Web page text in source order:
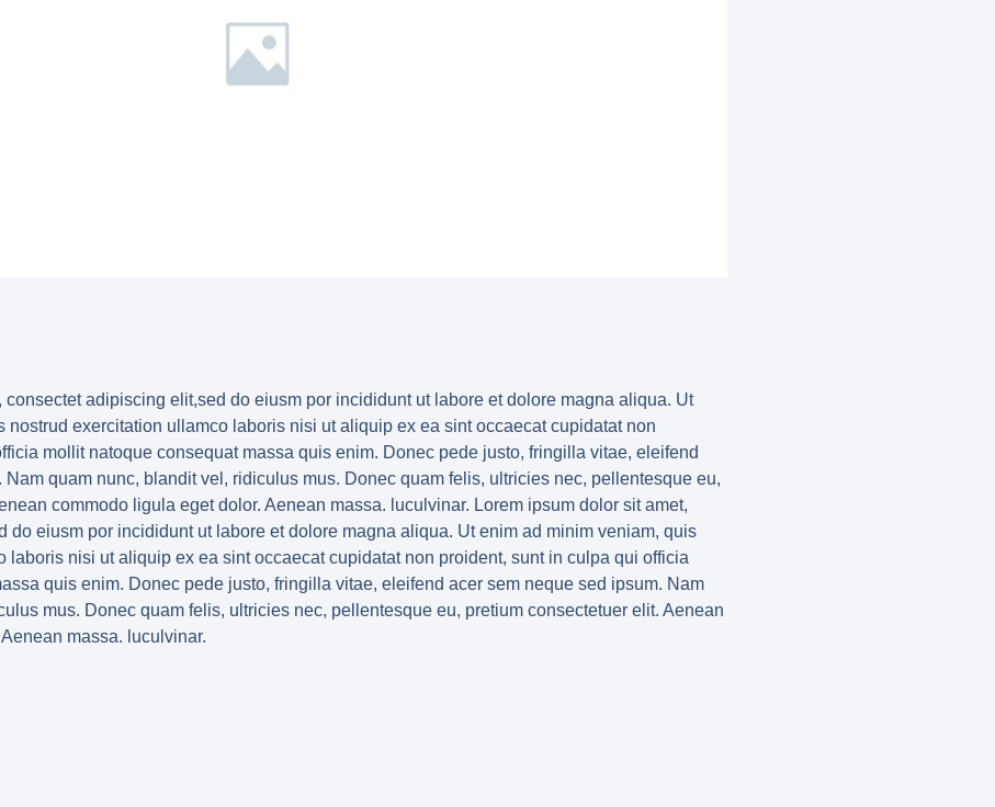
consectet adipiscing elit,sed do eiusm por incididunt ut labore et dolore magna aliqua. Ut
nostrud exercitation ullamco laboris nisi ut aliquip ex ea sint occaecat cupidatat non
mollit natoque consequat massa quis enim. Donec pede justo, fringilla vitae, eleifend
quam nunc, blandit vel, ridiculus mus. Donec quam felis, ultricies nec, pellentesque eu,
commodo ligula eget dolor. Aenean massa. luculvinar. Lorem ipsum dolor sit amet,
do eiusm por incididunt ut labore et dolore magna aliqua. Ut enim ad minim veniam, quis
laboris nisi ut aliquip ex ea sint occaecat cupidatat non proident, sunt in culpa qui officia
quis enim. Donec pede justo, fringilla vitae, eleifend acer sem neque sed ipsum. Nam
mus. Donec quam felis, ultricies nec, pellentesque eu, pretium consectetuer elit. Aenean
massa. luculvinar.